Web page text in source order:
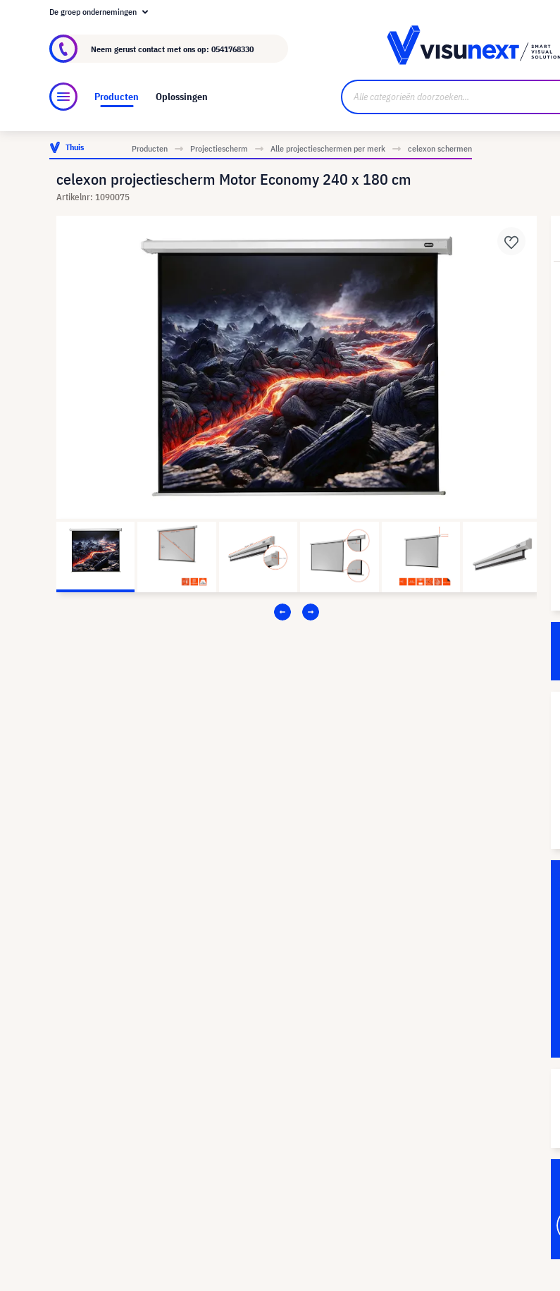
Over visunext.nl
De groep ondernemingen
Neem gerust contact met ons op: 0541768330
Producten Oplossingen
Thuis Producten Projectiescherm Alle projectieschermen per merk celexon schermen
celexon projectiescherm Motor Economy 240 x 180 cm
Artikelnr: 1090075